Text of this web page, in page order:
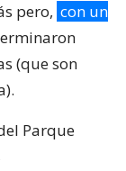
pero, con un
(que son
Parque